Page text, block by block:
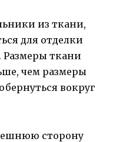
из ткани,
для отделки
ткани
чем размеры
вокруг
сторону